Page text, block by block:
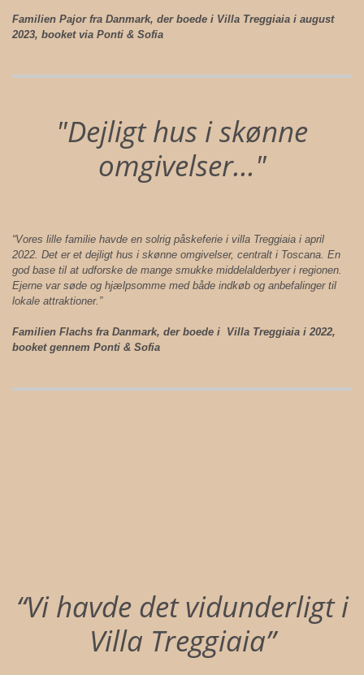
Familien Pajor fra Danmark, der boede i Villa Treggiaia i august
2023, booket via Ponti & Sofia
"Dejligt hus i skønne
omgivelser..."
“Vores lille familie havde en solrig påskeferie i villa Treggiaia i april
2022. Det er et dejligt hus i skønne omgivelser, centralt i Toscana. En
god base til at udforske de mange smukke middelalderbyer i regionen.
Ejerne var søde og hjælpsomme med både indkøb og anbefalinger til
lokale attraktioner.”
Familien Flachs fra Danmark, der boede i Villa Treggiaia i 2022,
booket gennem Ponti & Sofia
“Vi havde det vidunderligt i
Villa Treggiaia”